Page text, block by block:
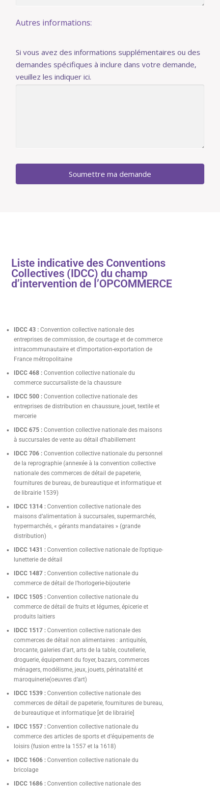
Autres informations:
Si vous avez des informations supplémentaires ou des
demandes spécifiques à inclure dans votre demande,
veuillez les indiquer ici.
Soumettre ma demande
Liste indicative des Conventions
Collectives (IDCC) du champ
d’intervention de l’OPCOMMERCE
IDCC 43 : Convention collective nationale des
entreprises de commission, de courtage et de commerce
intracommunautaire et d’importation-exportation de
France métropolitaine
IDCC 468 : Convention collective nationale du
commerce succursaliste de la chaussure
IDCC 500 : Convention collective nationale des
entreprises de distribution en chaussure, jouet, textile et
mercerie
IDCC 675 : Convention collective nationale des maisons
à succursales de vente au détail d’habillement
IDCC 706 : Convention collective nationale du personnel
de la reprographie (annexée à la convention collective
nationale des commerces de détail de papeterie,
fournitures de bureau, de bureautique et informatique et
de librairie 1539)
IDCC 1314 : Convention collective nationale des
maisons d’alimentation à succursales, supermarchés,
hypermarchés, « gérants mandataires » (grande
distribution)
IDCC 1431 : Convention collective nationale de l’optique-
lunetterie de détail
IDCC 1487 : Convention collective nationale du
commerce de détail de l’horlogerie-bijouterie
IDCC 1505 : Convention collective nationale du
commerce de détail de fruits et légumes, épicerie et
produits laitiers
IDCC 1517 : Convention collective nationale des
commerces de détail non alimentaires : antiquités,
brocante, galeries d’art, arts de la table, coutellerie,
droguerie, équipement du foyer, bazars, commerces
ménagers, modélisme, jeux, jouets, périnatalité et
maroquinerie(oeuvres d’art)
IDCC 1539 : Convention collective nationale des
commerces de détail de papeterie, fournitures de bureau,
de bureautique et informatique [et de librairie]
IDCC 1557 : Convention collective nationale du
commerce des articles de sports et d’équipements de
loisirs (fusion entre la 1557 et la 1618)
IDCC 1606 : Convention collective nationale du
bricolage
IDCC 1686 : Convention collective nationale des